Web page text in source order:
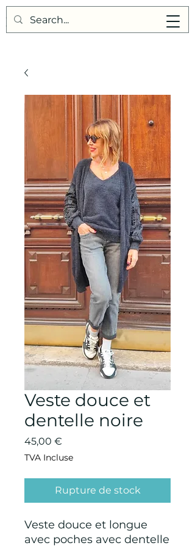
Points de Suture
Veste douce et
dentelle noire
45,00 €
TVA Incluse
Rupture de stock
Veste douce et longue
avec poches avec dentelle